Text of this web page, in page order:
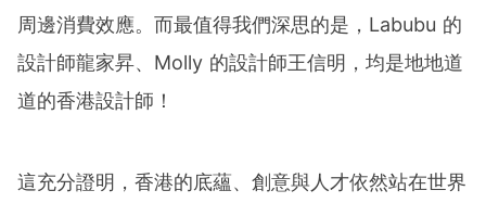
周邊消費效應。而最值得我們深思的是，Labubu 的
設計師龍家昇、Molly 的設計師王信明，均是地地道
道的香港設計師！
這充分證明，香港的底蘊、創意與人才依然站在世界